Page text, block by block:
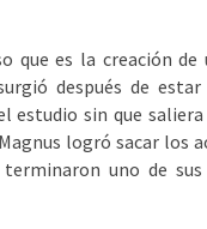
que es la creación
después de
estudio sin que
logró sacar los
uno de